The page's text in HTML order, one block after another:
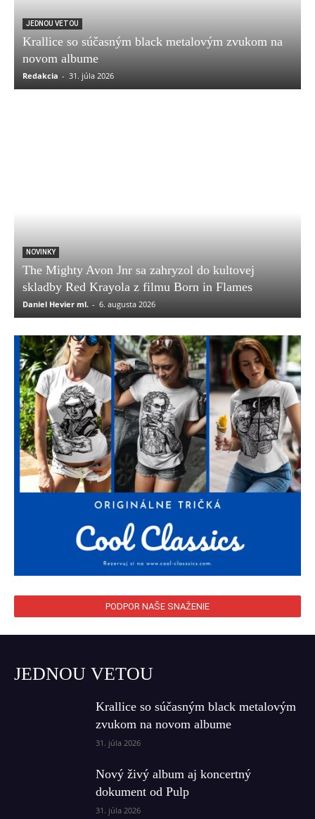
JEDNOU VETOU
Krallice so súčasným black metalovým zvukom na
novom albume
Redakcia - 31. júla 2026
NOVINKY
The Mighty Avon Jnr sa zahryzol do kultovej
skladby Red Krayola z filmu Born in Flames
Daniel Hevier ml. - 6. augusta 2026
PODPOR NAŠE SNAŽENIE
JEDNOU VETOU
Krallice so súčasným black metalovým
zvukom na novom albume
31. júla 2026
Nový živý album aj koncertný
dokument od Pulp
31. júla 2026